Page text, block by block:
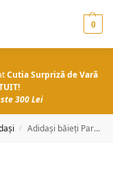
0
Cutia Surpriză de Vară
300 Lei
/ Adidași băieți Parker